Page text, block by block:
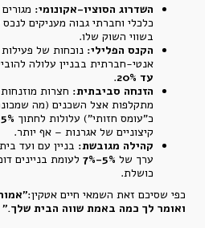
השדרוג הסוציו-אקונומי:
כלכלי וחברתי גבוה מעניקים
בשווי השוק שלו.
הקנס הפלילי: נוכחות של
אנטי-חברתית בבניין עלולה
עד 20%
.
הזנחה סביבתית: חצרות
מתקלפות אצל השכנים (מה
כ"עומס חזותי") עלולות לחתוך 5%-10%
קיצוניים של אגרנות – אף יותר.
קהילה מגובשת: בניין עם ועד
ערך של 5%-7%
לעומת בניינים
כושלת.
כפי שסיכם זאת השמאי חיים אטקין:
ואומר לך כמה באמת שווה הבית שלך."